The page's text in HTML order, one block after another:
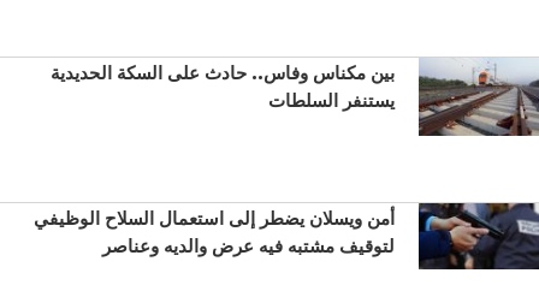
بين مكناس وفاس.. حادث على السكة الحديدية
يستنفر السلطات
أمن ويسلان يضطر إلى استعمال السلاح الوظيفي
لتوقيف مشتبه فيه عرض والديه وعناصر